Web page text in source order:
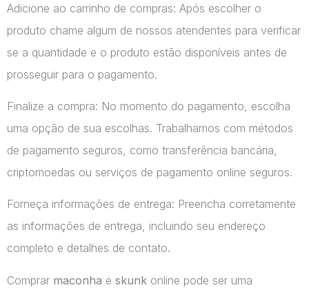
Adicione ao carrinho de compras: Após escolher o
produto chame algum de nossos atendentes para verificar
se a quantidade e o produto estão disponíveis antes de
prosseguir para o pagamento.
Finalize a compra: No momento do pagamento, escolha
uma opção de sua escolhas. Trabalhamos com métodos
de pagamento seguros, como transferência bancária,
criptomoedas ou serviços de pagamento online seguros.
Forneça informações de entrega: Preencha corretamente
as informações de entrega, incluindo seu endereço
completo e detalhes de contato.
Comprar maconha e skunk online pode ser uma